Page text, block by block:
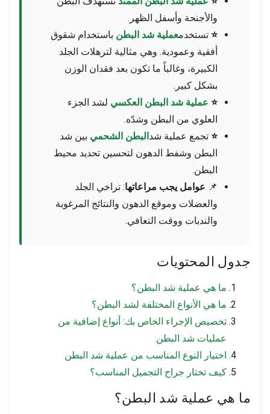
والأجنحة وأسفل الظهر.
⭐ تستخدمعملية شد البطن باستخدام شقوق
أفقية وعمودية. وهي مثالية لترهلات الجلد
الكبيرة، وغالباً ما تكون بعد فقدان الوزن
بشكل كبير.
⭐ عملية شد البطن العكسي لشد الجزء
العلوي من البطن وشدّه.
⭐ تجمع عملية شدالبطن الشحمي بين شد
البطن وشفط الدهون لتحسين تحديد محيط
البطن.
📌 عوامل يجب مراعاتها: تراخي الجلد
والعضلات وموقع الدهون والنتائج المرغوبة
والندبات ووقت التعافي.
جدول المحتويات
ما هي عملية شد البطن؟
ما هي الأنواع المختلفة لشد البطن؟
تخصيص الإجراء الخاص بك: أنواع إضافية من
عمليات شد البطن
اختيار النوع المناسب من عملية شد البطن
كيف تختار جراح التجميل المناسب؟
ما هي عملية شد البطن؟